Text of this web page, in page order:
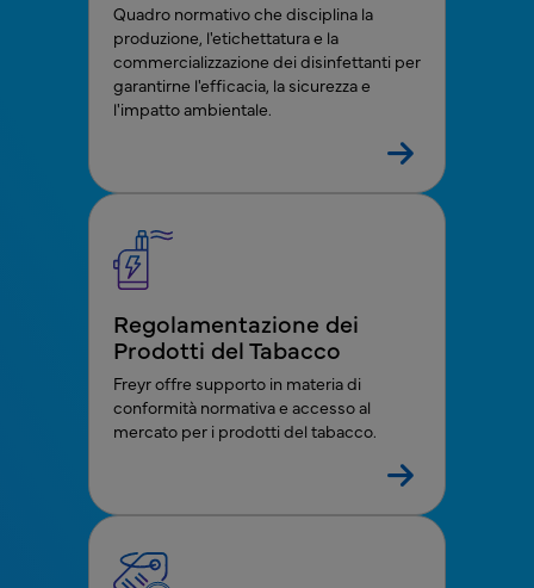
Quadro normativo che disciplina la
produzione, l'etichettatura e la
commercializzazione dei disinfettanti per
garantirne l'efficacia, la sicurezza e
l'impatto ambientale.
Regolamentazione dei
Prodotti del Tabacco
Freyr offre supporto in materia di
conformità normativa e accesso al
mercato per i prodotti del tabacco.